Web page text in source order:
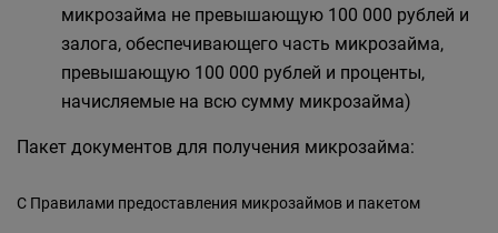
микрозайма не превышающую 100 000 рублей и
залога, обеспечивающего часть микрозайма,
превышающую 100 000 рублей и проценты,
начисляемые на всю сумму микрозайма)
Пакет документов для получения микрозайма:
С Правилами предоставления микрозаймов и пакетом